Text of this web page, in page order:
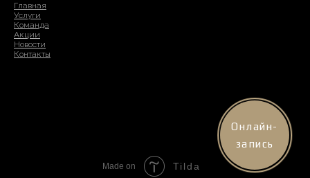
Главная
Услуги
Команда
Акции
Новости
Контакты
Онлайн-
запись
Made on Tilda